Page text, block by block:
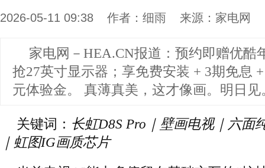
2026-05-11 09:38 作者： 细雨 来源： 家电网
家电网－HEA.CN报道： 预约即赠优酷
抢27英寸显示器；享免费安装 + 3期免息
元体验金。 真薄真美，这才像画。明日见
关键词： 长虹D8S Pro｜壁画电视｜六面
｜虹图IG画质芯片